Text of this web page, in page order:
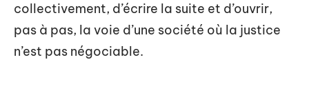
collectivement, d’écrire la suite et d’ouvrir,
pas à pas, la voie d’une société où la justice
n’est pas négociable.